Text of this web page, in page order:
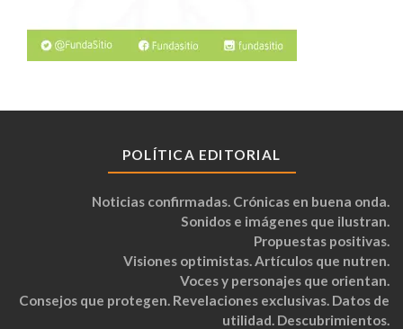
POLÍTICA EDITORIAL
Noticias confirmadas. Crónicas en buena onda.
Sonidos e imágenes que ilustran.
Propuestas positivas.
Visiones optimistas. Artículos que nutren.
Voces y personajes que orientan.
Consejos que protegen. Revelaciones exclusivas. Datos de
utilidad. Descubrimientos.